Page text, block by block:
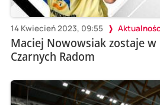
14 Kwiecień 2023, 09:55
Maciej Nowowsiak zostaje w
Czarnych Radom